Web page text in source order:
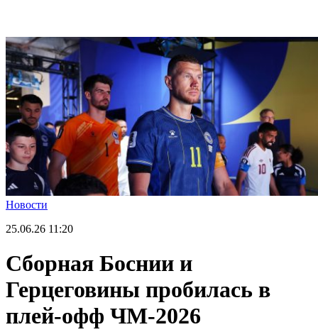
Новости
25.06.26 11:20
Сборная Боснии и
Герцеговины пробилась в
плей-офф ЧМ-2026